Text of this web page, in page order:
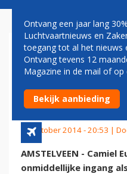
EURLINGS
ALS KLM-
OPVOLGER
15 oktober 2014 - 20:53 |
AMSTELVEEN -
onmiddellijke ingang
Ontvang een jaar lang
Luchtvaartnieuws en
toegang tot al het nieuws
Ontvang tevens 12
Magazine in de mail of op
Bekijk aanbieding